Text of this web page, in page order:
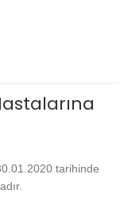
tarihinde